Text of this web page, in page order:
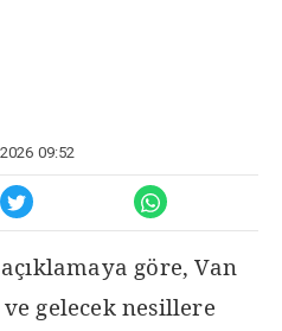
09:52
göre, Van
gelecek nesillere